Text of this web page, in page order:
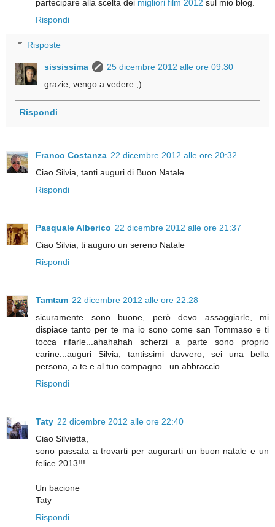
partecipare alla scelta dei migliori film 2012 sul mio blog.
Rispondi
Risposte
sississima
25 dicembre 2012 alle ore 09:30
grazie, vengo a vedere ;)
Rispondi
Franco Costanza 22 dicembre 2012 alle ore 20:32
Ciao Silvia, tanti auguri di Buon Natale...
Rispondi
Pasquale Alberico 22 dicembre 2012 alle ore 21:37
Ciao Silvia, ti auguro un sereno Natale
Rispondi
Tamtam 22 dicembre 2012 alle ore 22:28
sicuramente sono buone, però devo assaggiarle, mi
dispiace tanto per te ma io sono come san Tommaso e ti
tocca rifarle...ahahahah scherzi a parte sono proprio
carine...auguri Silvia, tantissimi davvero, sei una bella
persona, a te e al tuo compagno...un abbraccio
Rispondi
Taty 22 dicembre 2012 alle ore 22:40
Ciao Silvietta,
sono passata a trovarti per augurarti un buon natale e un
felice 2013!!!
Un bacione
Taty
Rispondi